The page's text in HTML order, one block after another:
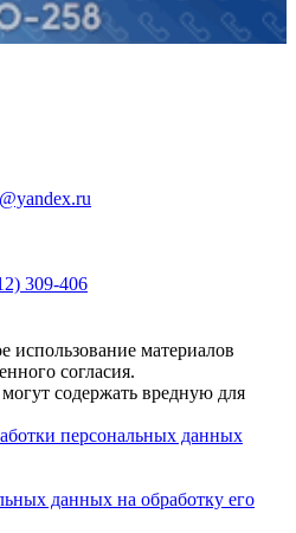
309-406
материалов
согласия.
содержать вредную для
персональных данных
данных на обработку его